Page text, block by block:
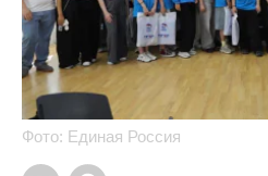
Фото: Единая Россия